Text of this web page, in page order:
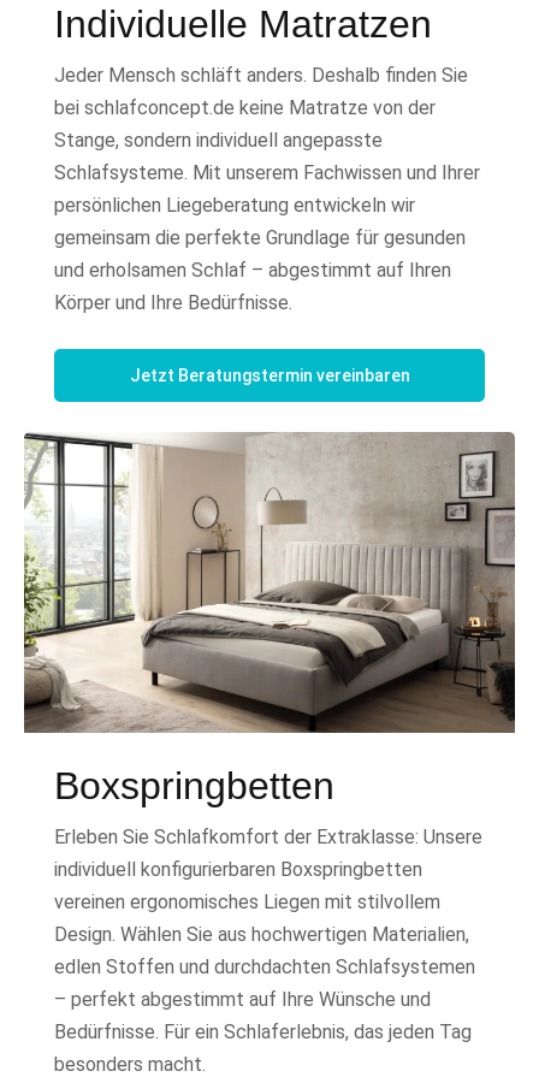
Individuelle Matratzen
Jeder Mensch schläft anders. Deshalb finden Sie
bei schlafconcept.de keine Matratze von der
Stange, sondern individuell angepasste
Schlafsysteme. Mit unserem Fachwissen und Ihrer
persönlichen Liegeberatung entwickeln wir
gemeinsam die perfekte Grundlage für gesunden
und erholsamen Schlaf – abgestimmt auf Ihren
Körper und Ihre Bedürfnisse.
Jetzt Beratungstermin vereinbaren
Boxspringbetten
Erleben Sie Schlafkomfort der Extraklasse: Unsere
individuell konfigurierbaren Boxspringbetten
vereinen ergonomisches Liegen mit stilvollem
Design. Wählen Sie aus hochwertigen Materialien,
edlen Stoffen und durchdachten Schlafsystemen
– perfekt abgestimmt auf Ihre Wünsche und
Bedürfnisse. Für ein Schlaferlebnis, das jeden Tag
besonders macht.